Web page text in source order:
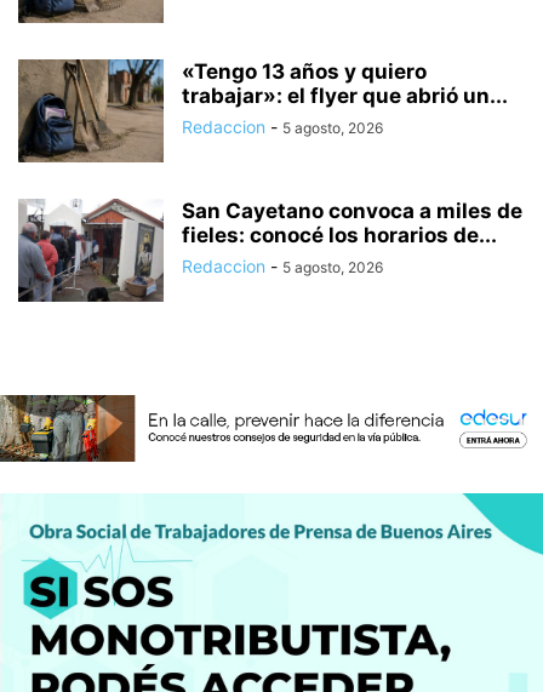
«Tengo 13 años y quiero
trabajar»: el flyer que abrió un...
Redaccion - 5 agosto, 2026
San Cayetano convoca a miles de
fieles: conocé los horarios de...
Redaccion - 5 agosto, 2026